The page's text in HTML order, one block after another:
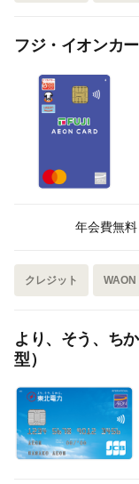
フジ・イオンカ
年会費無料
クレジット WAON
より、そう、ち
型）